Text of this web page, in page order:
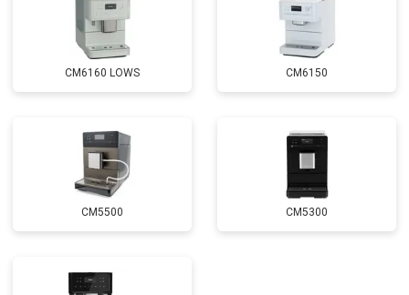
CM6160 LOWS CM6150
CM5500 CM5300